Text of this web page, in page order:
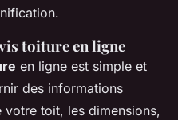
toiture en ligne
en ligne est simple et
des informations
toit, les dimensions,